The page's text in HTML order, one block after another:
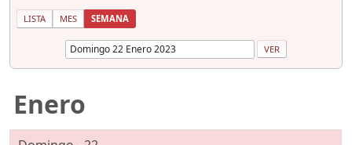
LISTA MES SEMANA
Enero